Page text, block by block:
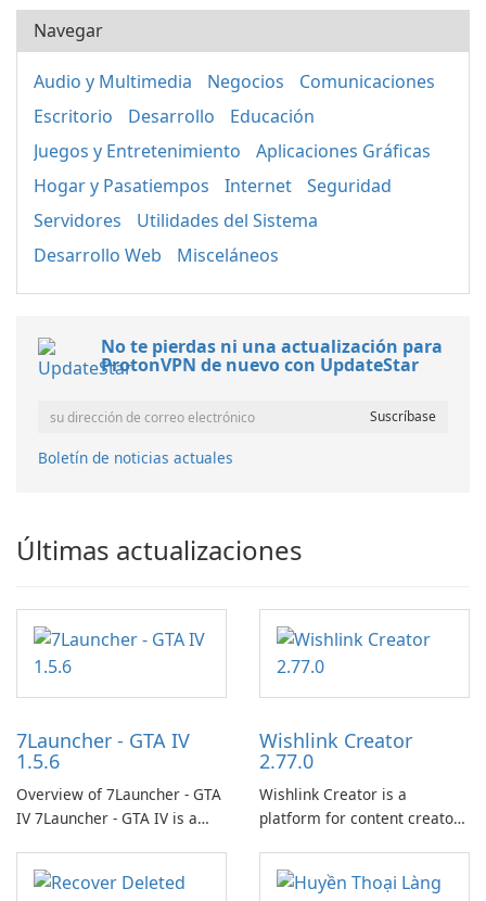
Navegar
Audio y Multimedia Negocios
Comunicaciones
Escritorio
Desarrollo
Educación
Juegos y Entretenimiento
Aplicaciones Gráficas
Hogar y Pasatiempos
Internet
Seguridad
Servidores
Utilidades del Sistema
Desarrollo Web
Misceláneos
No te pierdas ni una actualización para
ProtonVPN de nuevo con UpdateStar
Boletín de noticias actuales
Últimas actualizaciones
7Launcher - GTA IV
1.5.6
Overview of 7Launcher - GTA
IV 7Launcher - GTA IV is a
application designed to
optimize the gaming
Wishlink Creator
2.77.0
Wishlink Creator is a
platform for content creators
work through built-in brand
partnerships and integrated